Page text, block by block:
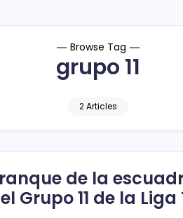
Browse Tag
grupo 11
2 Articles
de la
Grupo 11 de la Liga